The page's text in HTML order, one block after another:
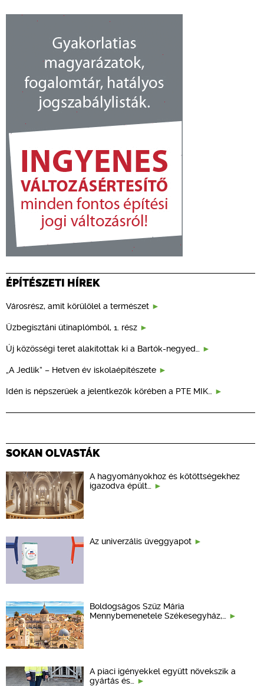
ÉPÍTÉSZETI HÍREK
Városrész, amit körülölel a természet
Üzbegisztáni útinaplómból, 1. rész
Új közösségi teret alakítottak ki a Bartók-negyed…
„A Jedlik” – Hetven év iskolaépítészete
Idén is népszerűek a jelentkezők körében a PTE MIK…
SOKAN OLVASTÁK
A hagyományokhoz és kötöttségekhez
igazodva épült…
Az univerzális üveggyapot
Boldogságos Szűz Mária
Mennybemenetele Székesegyház,…
A piaci igényekkel együtt növekszik a
gyártás és…